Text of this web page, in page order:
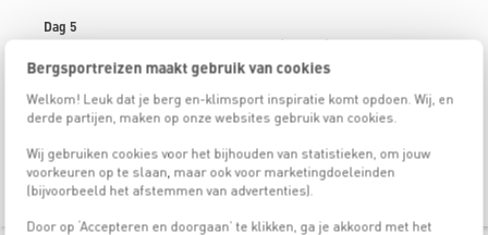
Bergsportreizen maakt gebruik van cookies
Welkom! Leuk dat je berg en-klimsport inspiratie komt opdoen. Wij, en
derde partijen, maken op onze websites gebruik van cookies.
Wij gebruiken cookies voor het bijhouden van statistieken, om jouw
voorkeuren op te slaan, maar ook voor marketingdoeleinden
(bijvoorbeeld het afstemmen van advertenties).
Door op ‘Accepteren en doorgaan’ te klikken, ga je akkoord met het
Dag 5
Vandaag beklimmen we de Gemsspitz (3114 m). Hiervoor moeten
we eerste de gletsjer oversteken. Op de gletsjer oefenen we
reddingstechnieken en we oefenen het remmen in sneeuw.
Dag 6
wensen van de groep. In de middag dalen we af naar Galtür.